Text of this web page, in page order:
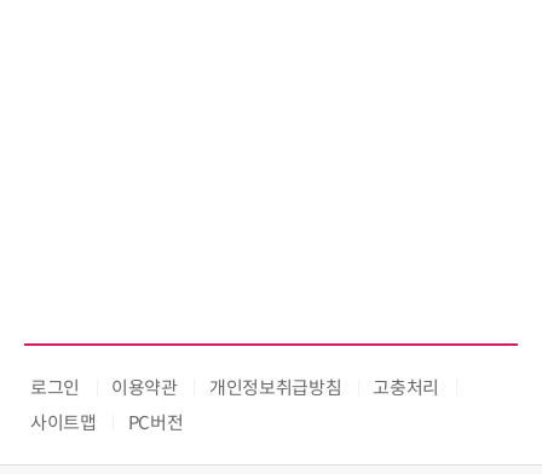
로그인 이용약관 개인정보취급방침
고충처리
사이트맵
PC버전